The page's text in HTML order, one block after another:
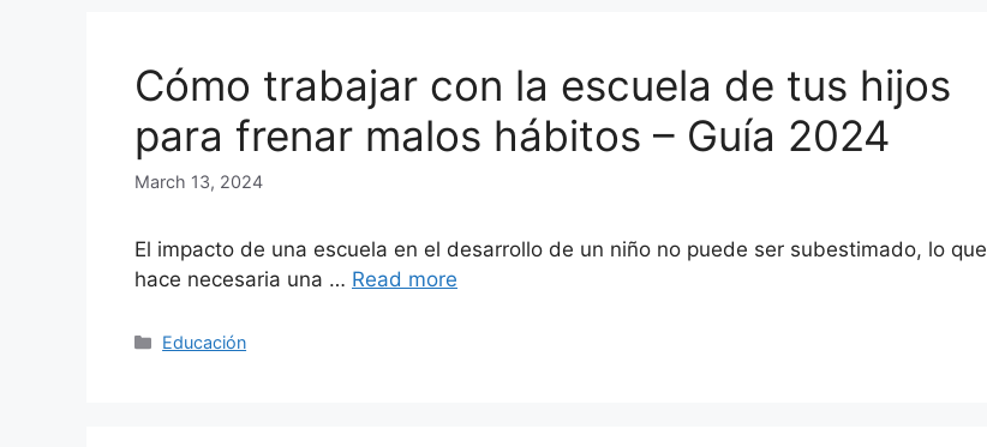
Cómo trabajar con la escuela de tus hijos
para frenar malos hábitos – Guía 2024
March 13, 2024
El impacto de una escuela en el desarrollo de un niño no puede ser subestimado, lo que
hace necesaria una … Read more
Categories
Educación